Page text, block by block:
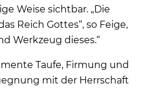
Weise sichtbar. „Die
Reich Gottes“, so Feige,
Werkzeug dieses.“
Taufe, Firmung und
mit der Herrschaft